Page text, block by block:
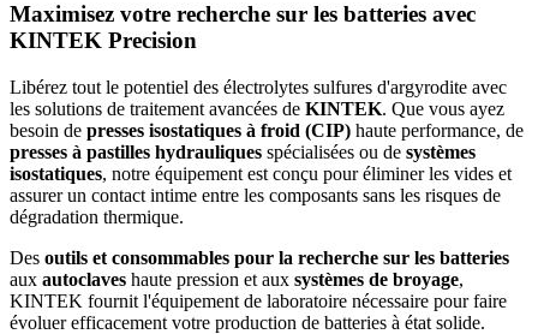
Maximisez votre recherche sur les batteries avec
KINTEK Precision
Libérez tout le potentiel des électrolytes sulfures d'argyrodite avec
les solutions de traitement avancées de KINTEK. Que vous ayez
besoin de presses isostatiques à froid (CIP) haute performance, de
presses à pastilles hydrauliques spécialisées ou de systèmes
isostatiques, notre équipement est conçu pour éliminer les vides et
assurer un contact intime entre les composants sans les risques de
dégradation thermique.
Des outils et consommables pour la recherche sur les batteries
aux autoclaves haute pression et aux systèmes de broyage,
KINTEK fournit l'équipement de laboratoire nécessaire pour faire
évoluer efficacement votre production de batteries à état solide.